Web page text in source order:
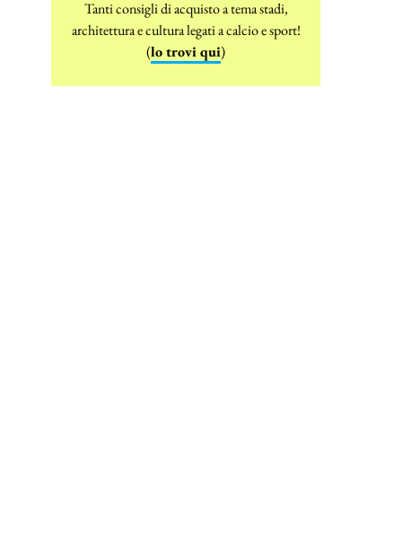
Tanti consigli di acquisto a tema stadi,
architettura e cultura legati a calcio e sport!
(lo trovi qui)